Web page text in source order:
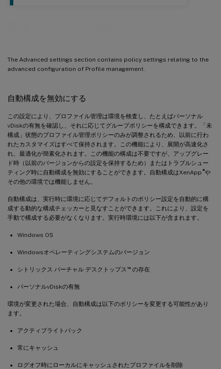
The Advanced settings section contains policy settings relating to the
advanced configuration of Profile management.
自動構成を無効にする
この設定により、プロファイル管理は環境を検査し、たとえばパーソナル
vDiskの有無を確認し、それに応じてグループポリシーを構成できます。「未
構成」状態のプロファイル管理ポリシーのみが調整されるため、以前に行わ
れたカスタマイズはすべて保持されます。この機能により、展開が高速化さ
れ、最適化が簡素化されます。この機能の構成は不要ですが、アップグレー
ド時（以前のバージョンからの設定を保持するため）またはトラブルシュー
ティング時に自動構成を無効にすることができます。自動構成はXenApp ®や
その他の環境では機能しません。
自動構成は、実行時に環境に応じてデフォルトのポリシー設定を自動的に構
成する動的な構成チェッカーと見なすことができます。これにより、設定を
手動で構成する必要がなくなります。実行時環境には以下が含まれます。
Windows OS
Windowsオペレーティングシステムのバージョン
シトリックス バーチャル デスクトップス ™の存在
パーソナルvDiskの有無
環境が変更された場合、自動構成は以下のポリシーを変更する可能性があり
ます。
アクティブライトバック
常にキャッシュ
ログオフ時にローカルにキャッシュされたプロファイルを削除